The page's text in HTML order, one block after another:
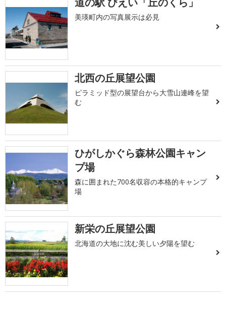
美瑛町内の写真展示は必見
北西の丘展望公園
ピラミッド型の展望台から大雪山連峰を望
む
ひがしかぐら森林公園キャン
プ場
森に囲まれた700名収容の本格的キャンプ
場
新栄の丘展望公園
北海道の大地に沈む美しい夕陽を望む